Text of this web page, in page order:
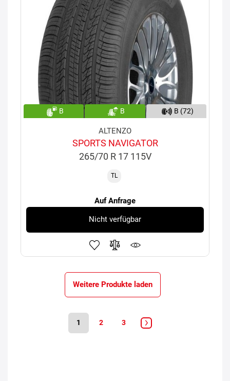
B B B (72)
ALTENZO
SPORTS NAVIGATOR
265/70 R 17 115V
TL
Auf Anfrage
Nicht verfügbar
Weitere Produkte laden
1 2 3